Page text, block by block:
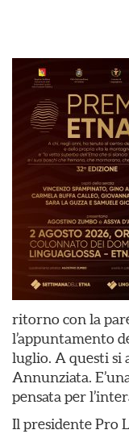
ritorno con la
l’appuntamento
luglio. A questi si
Annunziata.
pensata per
Il presidente Pro